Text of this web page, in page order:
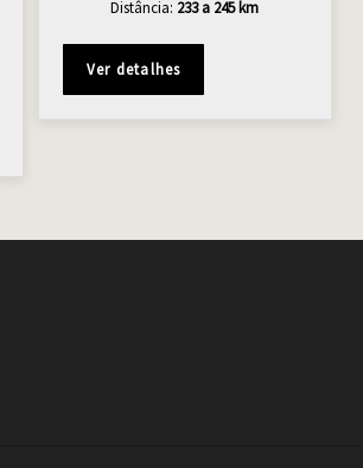
Distância: 233 a 245 km
Ver detalhes